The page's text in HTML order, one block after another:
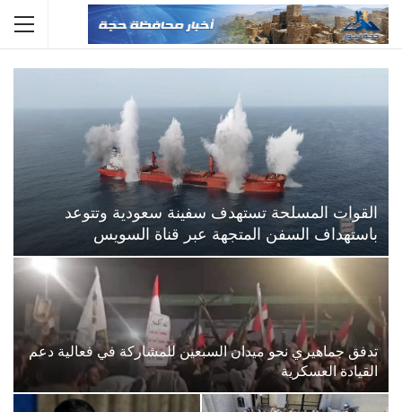
القوات المسلحة تستهدف سفينة سعودية وتتوعد
باستهداف السفن المتجهة عبر قناة السويس
تدفق جماهيري نحو ميدان السبعين للمشاركة في فعالية دعم
القيادة العسكرية